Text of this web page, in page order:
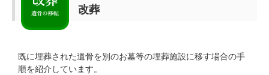
改葬
既に埋葬された遺骨を別のお墓等の埋葬施設に移す場合の手
順を紹介しています。